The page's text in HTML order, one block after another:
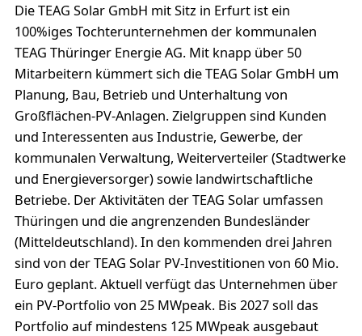
Die TEAG Solar GmbH mit Sitz in Erfurt ist ein
100%iges Tochterunternehmen der kommunalen
TEAG Thüringer Energie AG. Mit knapp über 50
Mitarbeitern kümmert sich die TEAG Solar GmbH um
Planung, Bau, Betrieb und Unterhaltung von
Großflächen-PV-Anlagen. Zielgruppen sind Kunden
und Interessenten aus Industrie, Gewerbe, der
kommunalen Verwaltung, Weiterverteiler (Stadtwerke
und Energieversorger) sowie landwirtschaftliche
Betriebe. Der Aktivitäten der TEAG Solar umfassen
Thüringen und die angrenzenden Bundesländer
(Mitteldeutschland). In den kommenden drei Jahren
sind von der TEAG Solar PV-Investitionen von 60 Mio.
Euro geplant. Aktuell verfügt das Unternehmen über
ein PV-Portfolio von 25 MWpeak. Bis 2027 soll das
Portfolio auf mindestens 125 MWpeak ausgebaut